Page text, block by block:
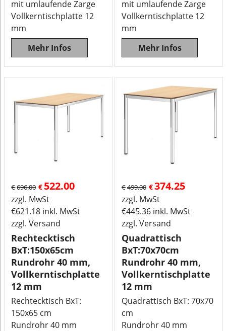
mit umlaufende Zarge
Vollkerntischplatte 12
mm
Mehr Infos
mit umlaufende Zarge
Vollkerntischplatte 12
mm
Mehr Infos
€696.00 € 522.00
zzgl. MwSt
€621.18 inkl. MwSt
zzgl. Versand
Rechtecktisch
BxT:150x65cm
Rundrohr 40 mm,
Vollkerntischplatte
12 mm
Rechtecktisch BxT:
150x65 cm
Rundrohr 40 mm
€499.00 €374.25
zzgl. MwSt
€445.36 inkl. MwSt
zzgl. Versand
Quadrattisch
BxT:70x70cm
Rundrohr 40 mm,
Vollkerntischplatte
12 mm
Quadrattisch BxT: 70x70
cm
Rundrohr 40 mm